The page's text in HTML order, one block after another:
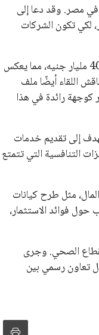
في مصر. وقد دعا إلى
لكي تكون الشركات
وفيما يتعلق بقطاع التأمين الطبي، توقع الخبراء أن تصل حجم التعاملات السنوية إلى ما بين 300 و400 مليار جنيه، مما يعكس
اللقاء أيضًا ملف
كوجهة رائدة في هذا
إلى تقديم خدمات
التنافسية التي تتمتع
مثل طرح كيانات
فوائد الاستثمار،
الصحي. وجرى
تعاون رسمي بين